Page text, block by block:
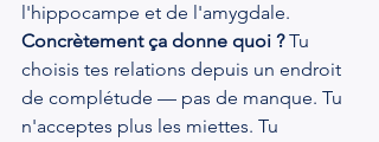
l'hippocampe et de l'amygdale.
Concrètement ça donne quoi ? Tu
choisis tes relations depuis un endroit
de complétude — pas de manque. Tu
n'acceptes plus les miettes. Tu